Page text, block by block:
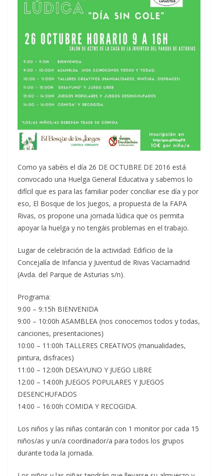
Como ya sabéis el día 26 DE OCTUBRE DE 2016 está
convocado una Huelga General Educativa y sabemos lo
difícil que es para las familiar poder conciliar ese día y por
eso, El Bosque de los Juegos, a propuesta de la FAPA
Rivas, os propone una jornada lúdica que os permita
apoyar la huelga y no tengáis problemas en el trabajo.
Lugar de celebración de la actividad: Edificio de la
Concejalía de Infancia y Juventud de Rivas Vaciamadrid
(Avda. del Parque de Asturias s/n).
Programa:
9:00 – 9:15h BIENVENIDA
9:00 – 10:00h ASAMBLEA (nos conocemos todos y todas,
canciones, presentaciones)
10:00 – 11:00h TALLERES CREATIVOS (manualidades,
pintura, disfraces)
11:00 – 12:00h DESAYUNO Y JUEGO LIBRE
12:00 – 14:00h JUEGOS POPULARES Y JUEGOS
DESENCHUFADOS
14:00 – 16:00h COMIDA Y RECOGIDA.
Los niños y las niñas contarán con 1 monitor por cada 15
niños/as y un/a coordinador/a para todos los grupos
durante toda la jornada.